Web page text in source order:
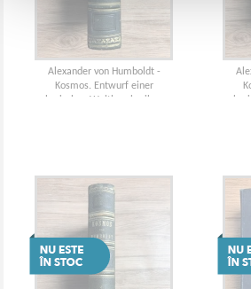
Alexander von Humboldt -
Kosmos. Entwurf einer
physischen Weltbeschreibung